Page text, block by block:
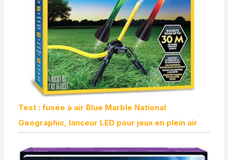
Test : fusée à air Blue Marble National
Geographic, lanceur LED pour jeux en plein air